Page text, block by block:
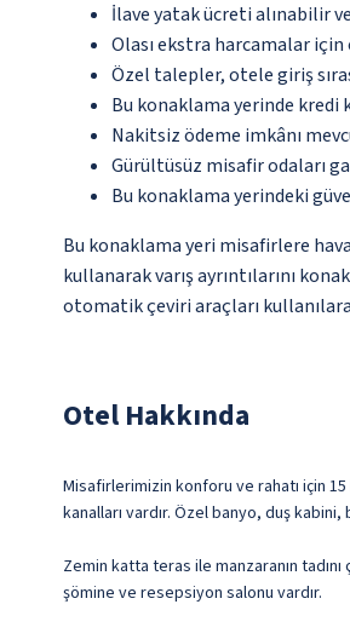
İlave yatak ücreti alınabilir
Olası ekstra harcamalar
Özel talepler, otele giriş
Bu konaklama yerinde
Nakitsiz ödeme imkânı
Gürültüsüz misafir odaları
Bu konaklama yerindeki
Bu konaklama yeri misafirlere
kullanarak varış ayrıntılarını
otomatik çeviri araçları
Otel Hakkında
Misafirlerimizin konforu ve rahatı için
kanalları vardır. Özel banyo, duş
Zemin katta teras ile manzaranın
şömine ve resepsiyon salonu vardır.